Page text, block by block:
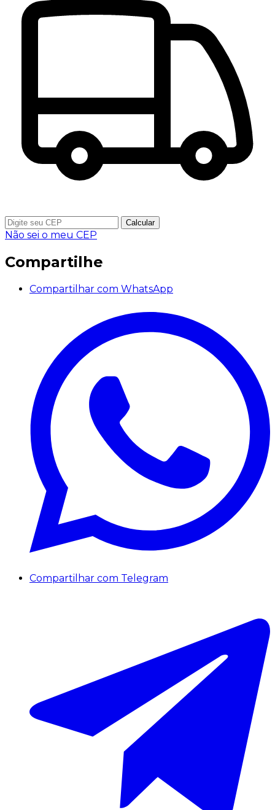
Calcular
Não sei o meu CEP
Compartilhe
Compartilhar com WhatsApp
Compartilhar com Telegram